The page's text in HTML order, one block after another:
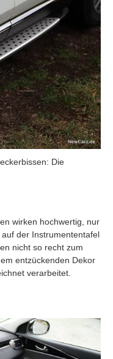
Die
wirken hochwertig, nur
der Instrumententafel
nicht so recht zum
entzückenden Dekor
verarbeitet.